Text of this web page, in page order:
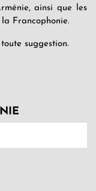
ainsi que les
la Francophonie.
suggestion.